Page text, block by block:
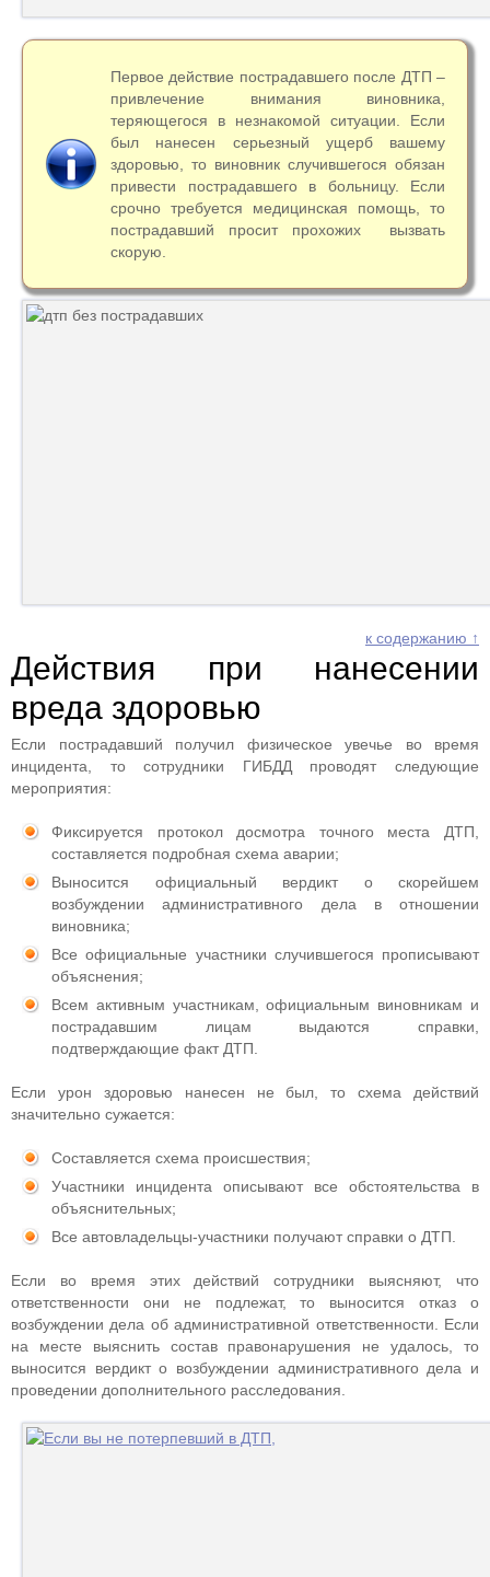
Первое действие пострадавшего после ДТП –
привлечение внимания виновника,
теряющегося в незнакомой ситуации. Если
был нанесен серьезный ущерб вашему
здоровью, то виновник случившегося обязан
привести пострадавшего в больницу. Если
срочно требуется медицинская помощь, то
пострадавший просит прохожих вызвать
скорую.
к содержанию ↑
Действия при нанесении
вреда здоровью
Если пострадавший получил физическое увечье во время
инцидента, то сотрудники ГИБДД проводят следующие
мероприятия:
Фиксируется протокол досмотра точного места ДТП,
составляется подробная схема аварии;
Выносится официальный вердикт о скорейшем
возбуждении административного дела в отношении
виновника;
Все официальные участники случившегося прописывают
объяснения;
Всем активным участникам, официальным виновникам и
пострадавшим лицам выдаются справки,
подтверждающие факт ДТП.
Если урон здоровью нанесен не был, то схема действий
значительно сужается:
Составляется схема происшествия;
Участники инцидента описывают все обстоятельства в
объяснительных;
Все автовладельцы-участники получают справки о ДТП.
Если во время этих действий сотрудники выясняют, что
ответственности они не подлежат, то выносится отказ о
возбуждении дела об административной ответственности. Если
на месте выяснить состав правонарушения не удалось, то
выносится вердикт о возбуждении административного дела и
проведении дополнительного расследования.